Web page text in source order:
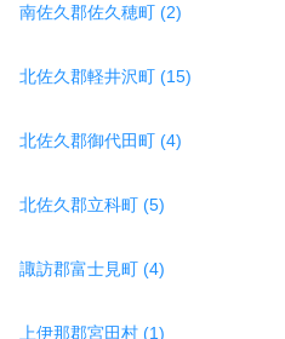
南佐久郡佐久穂町 (2)
北佐久郡軽井沢町 (15)
北佐久郡御代田町 (4)
北佐久郡立科町 (5)
諏訪郡富士見町 (4)
上伊那郡宮田村 (1)